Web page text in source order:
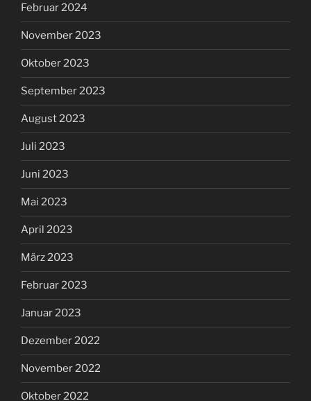
Februar 2024
November 2023
Oktober 2023
September 2023
August 2023
Juli 2023
Juni 2023
Mai 2023
April 2023
März 2023
Februar 2023
Januar 2023
Dezember 2022
November 2022
Oktober 2022